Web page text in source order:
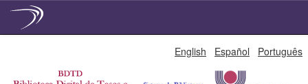
English Español Português